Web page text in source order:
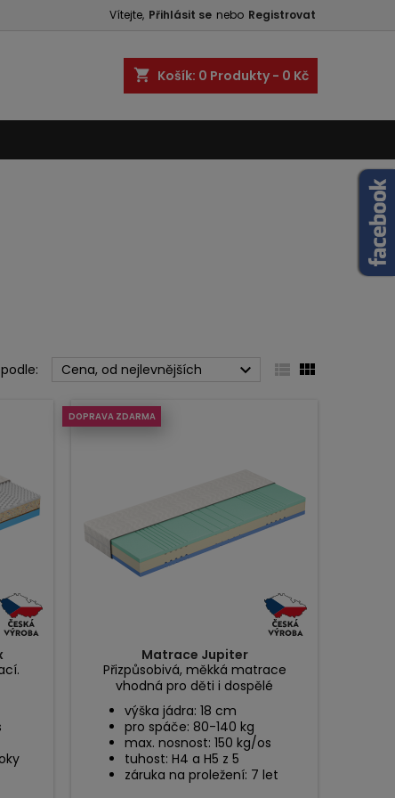
Vítejte, Přihlásit se nebo Registrovat
shopping_cart Košík: 0 Produkty - 0 Kč
Cena, od nejlevnějších   
DOPRAVA ZDARMA
Matrace Jupiter
Přizpůsobivá, měkká matrace
vhodná pro děti i dospělé
výška jádra: 18 cm
pro spáče: 80-140 kg
max. nosnost: 150 kg/os
tuhost: H4 a H5 z 5
záruka na proležení: 7 let